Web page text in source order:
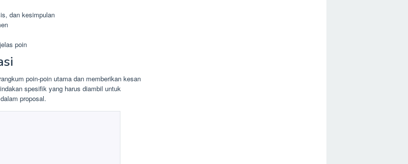
dan kesimpulan
poin
poin-poin utama dan memberikan kesan
spesifik yang harus diambil untuk
proposal.